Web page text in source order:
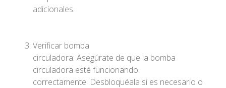
adicionales.
Verificar bomba
circuladora: Asegúrate de que la bomba
circuladora esté funcionando
correctamente. Desbloquéala si es necesario o